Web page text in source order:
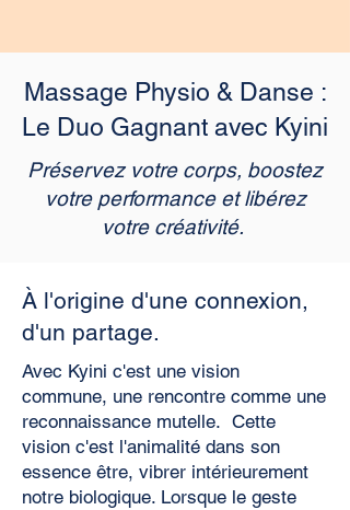
Massage Physio & Danse :
Le Duo Gagnant avec Kyini
Préservez votre corps, boostez
votre performance et libérez
votre créativité.
À l'origine d'une connexion,
d'un partage.
Avec Kyini c'est une vision
commune, une rencontre comme une
reconnaissance mutelle. Cette
vision c'est l'animalité dans son
essence être, vibrer intérieurement
notre biologique. Lorsque le geste